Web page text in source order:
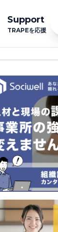
Support
TRAPEを応援